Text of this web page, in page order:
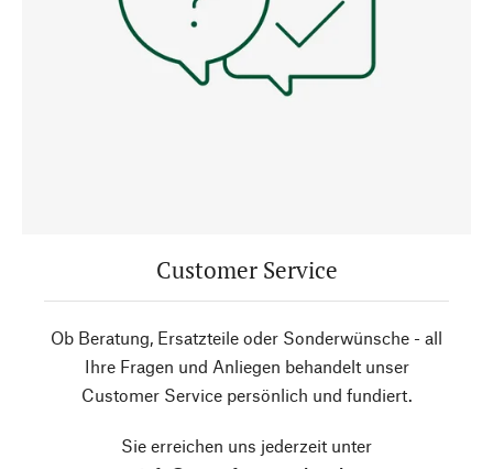
Customer Service
Ob Beratung, Ersatzteile oder Sonderwünsche - all
Ihre Fragen und Anliegen behandelt unser
Customer Service persönlich und fundiert.
Sie erreichen uns jederzeit unter